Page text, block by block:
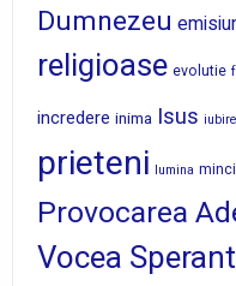
Dumnezeu
religioase evolutie
incredere inima Isus iubire
prieteni
lumina
Provocarea
Vocea